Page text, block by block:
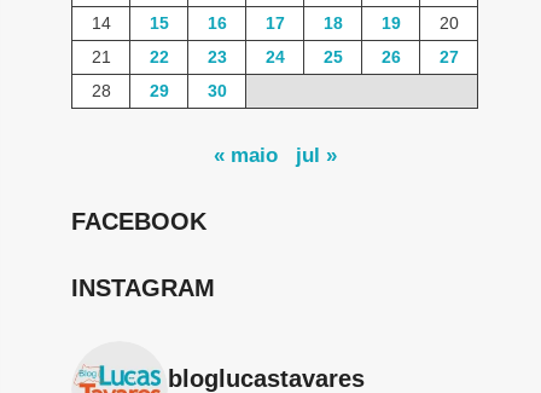
14
15 16 17 18 19
20
21
22 23 24 25 26
27
28
29 30
« maio jul »
FACEBOOK
INSTAGRAM
bloglucastavares